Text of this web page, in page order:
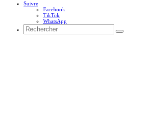
Suivre
Facebook
TikTok
WhatsApp
Rechercher